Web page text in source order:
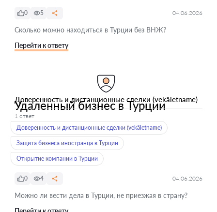
0 5 04.06.2026
Сколько можно находиться в Турции без ВНЖ?
Перейти к ответу
Доверенность и дистанционные сделки (vekâletname)
Удаленный бизнес в Турции
1 ответ
Доверенность и дистанционные сделки (vekâletname)
Защита бизнеса иностранца в Турции
Открытие компании в Турции
0 4 04.06.2026
Можно ли вести дела в Турции, не приезжая в страну?